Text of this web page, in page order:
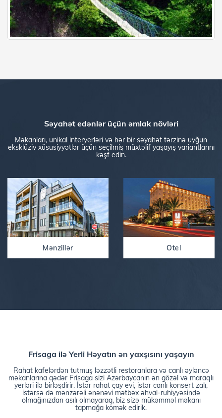
Səyahət edənlər üçün əmlak növləri
Məkanları, unikal interyerləri və hər bir səyahət tərzinə uyğun
eksklüziv xüsusiyyətlər üçün seçilmiş müxtəlif yaşayış variantlarını
kəşf edin.
Mənzillər Otel
Frisaga ilə Yerli Həyatın ən yaxşısını yaşayın
Rahat kafelərdən tutmuş ləzzətli restoranlara və canlı əyləncə
məkanlarına qədər Frisaga sizi Azərbaycanın ən gözəl və maraqlı
yerləri ilə birləşdirir. İstər rahat çay evi, istər canlı konsert zalı,
istərsə də mənzərəli ənənəvi mətbəx əhval-ruhiyyəsində
olmağınızdan asılı olmayaraq, biz sizə mükəmməl məkanı
tapmağa kömək edirik.